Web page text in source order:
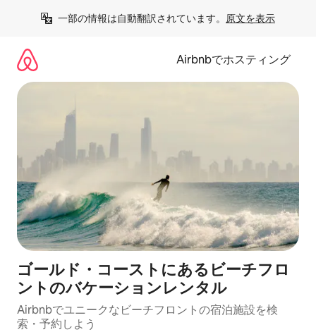
一部の情報は自動翻訳されています。 原文を表示
Airbnbでホスティング
ゴールド・コーストにあるビーチフロ
ントのバケーションレンタル
Airbnbでユニークなビーチフロントの宿泊施設を検
索・予約しよう